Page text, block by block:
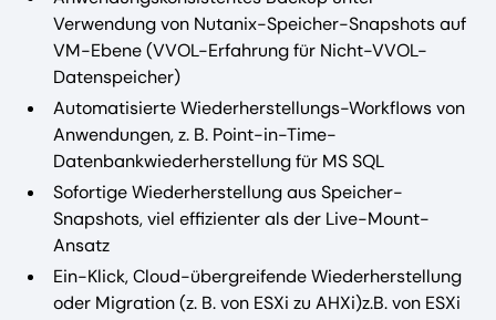
Verwendung von Nutanix-Speicher-Snapshots auf
VM-Ebene (VVOL-Erfahrung für Nicht-VVOL-
Datenspeicher)
Automatisierte Wiederherstellungs-Workflows von
Anwendungen, z. B. Point-in-Time-
Datenbankwiederherstellung für MS SQL
Sofortige Wiederherstellung aus Speicher-
Snapshots, viel effizienter als der Live-Mount-
Ansatz
Ein-Klick, Cloud-übergreifende Wiederherstellung
oder Migration (z. B. von ESXi zu AHXi)z.B. von ESXi